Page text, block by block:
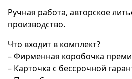
Ручная работа, авторское
производство.
Что входит в комплект?
– Фирменная коробочка
– Карточка с бессрочной